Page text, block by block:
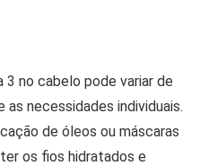
no cabelo pode variar de
necessidades individuais.
de óleos ou máscaras
os fios hidratados e